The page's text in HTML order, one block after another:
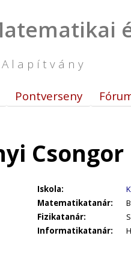
Alapítvány
Pontverseny
Iskola:
Matematikatanár:
Fizikatanár:
Informatikatanár: